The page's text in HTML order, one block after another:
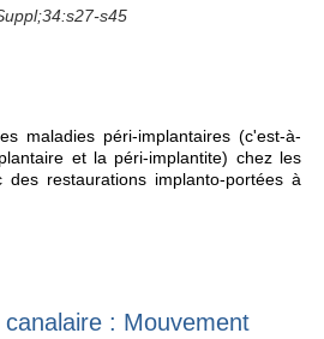
s45
maladies péri-implantaires (c'est-à-
et la péri-implantite) chez les
des restaurations implanto-portées à
: Mouvement